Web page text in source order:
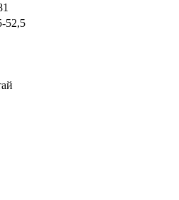
52,5